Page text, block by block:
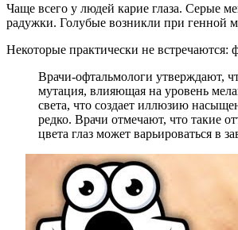
Чаще всего у людей карие глаза. Серые
радужки. Голубые возникли при генной
Некоторые практически не
Врачи-офтальмологи утверждают,
мутация, влияющая на уровень
света, что создает иллюзию
редко. Врачи отмечают, что такие
цвета глаз может варьироваться в